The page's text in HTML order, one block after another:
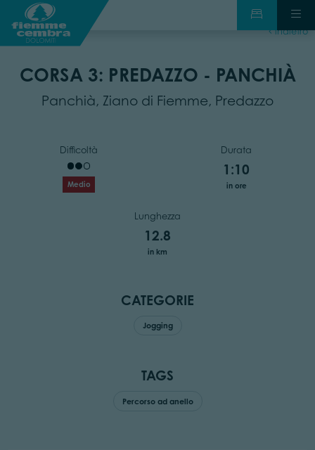
indietro
CORSA 3: PREDAZZO - PANCHIÀ
Panchià, Ziano di Fiemme, Predazzo
Difficoltà
Medio
Durata
1:10
in ore
Lunghezza
12.8
in km
CATEGORIE
Jogging
TAGS
Percorso ad anello